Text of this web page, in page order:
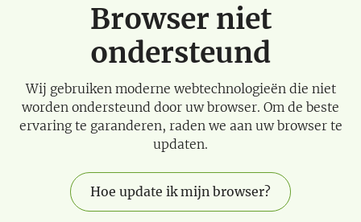
Browser niet
ondersteund
Wij gebruiken moderne webtechnologieën die niet
worden ondersteund door uw browser. Om de beste
ervaring te garanderen, raden we aan uw browser te
updaten.
Hoe update ik mijn browser?